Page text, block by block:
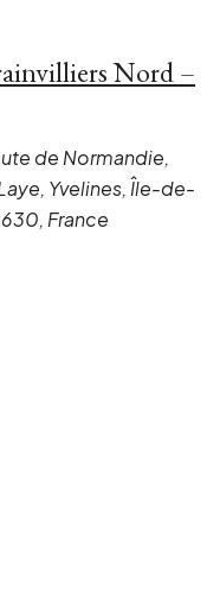
Nord –
de Normandie,
Yvelines, Île-de-
France